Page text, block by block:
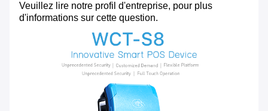
Veuillez lire notre profil d'entreprise, pour plus
d'informations sur cette question.